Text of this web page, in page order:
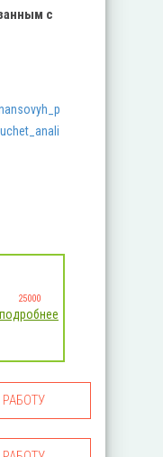
с
25000
подробнее